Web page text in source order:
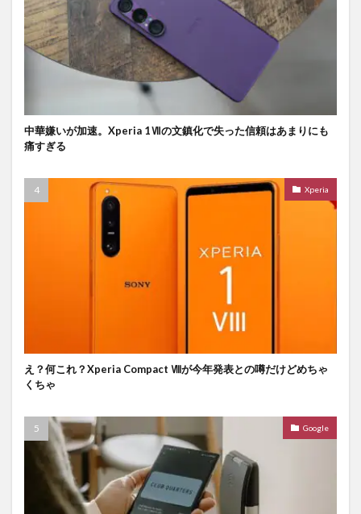
中華嫌いが加速。Xperia 1Ⅶの文鎮化で失った信頼はあまりにも
痛すぎる
Xperia
え？何これ？Xperia Compact Ⅷが今年発表との噂だけどめちゃ
くちゃ
Google